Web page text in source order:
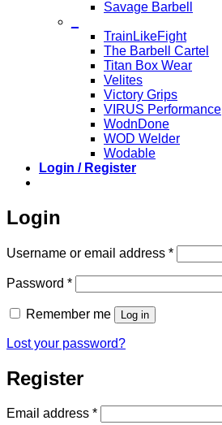
Savage Barbell
TrainLikeFight
The Barbell Cartel
Titan Box Wear
Velites
Victory Grips
VIRUS Performance
WodnDone
WOD Welder
Wodable
Login / Register
Login
Username or email address *Required
Password *Required
Remember me Log in
Lost your password?
Register
Email address *Required